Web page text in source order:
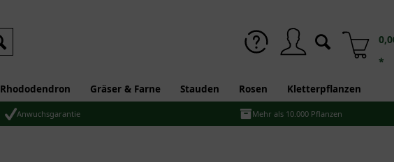
*
Rhododendron Gräser & Farne Stauden Rosen Kletterpflanzen
Anwuchsgarantie Mehr als 10.000 Pflanzen